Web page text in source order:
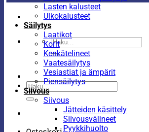
Etsi:
Etsi:
Lasten kalusteet
Ulkokalusteet
Säilytys
Laatikot
Korit
Kenkätelineet
Vaatesäilytys
Vesiastiat ja ämpärit
Piensäilytys
Siivous
Siivous
Jätteiden käsittely
Siivousvälineet
Pyykkihuolto